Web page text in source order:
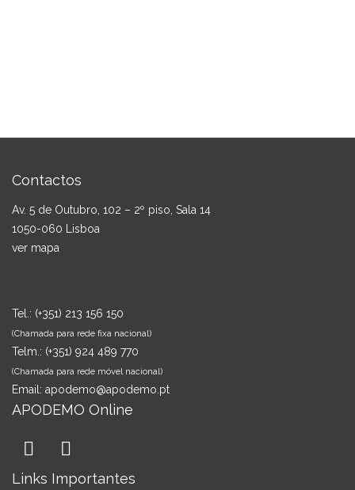
Contactos
Av. 5 de Outubro, 102 – 2º piso, Sala 14
1050-060 Lisboa
ver mapa
Tel.: (+351) 213 156 150
(Chamada para rede fixa nacional)
Telm.: (+351) 924 489 770
(Chamada para rede móvel nacional)
Email: apodemo@apodemo.pt
APODEMO Online
Links Importantes